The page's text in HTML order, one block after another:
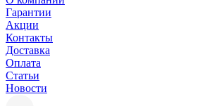
Гарантии
Акции
Контакты
Доставка
Оплата
Статьи
Новости